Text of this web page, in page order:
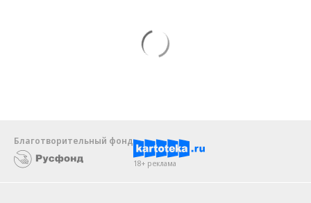
Благотворительный фонд
18+ реклама